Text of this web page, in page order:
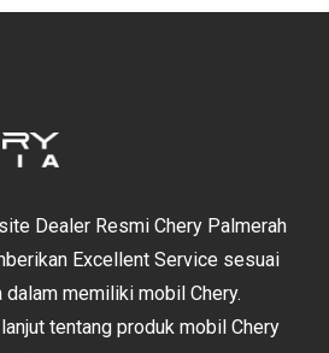
Dealer Resmi Chery Palmerah
Excellent Service sesuai
dalam memiliki mobil Chery.
tentang produk mobil Chery